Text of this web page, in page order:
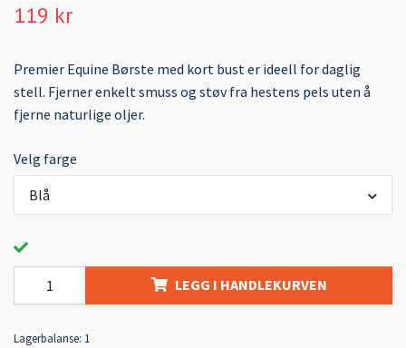
119 kr
Premier Equine Børste med kort bust er ideell for daglig
stell. Fjerner enkelt smuss og støv fra hestens pels uten å
fjerne naturlige oljer.
Velg farge
Blå
LEGG I HANDLEKURVEN
Lagerbalanse: 1